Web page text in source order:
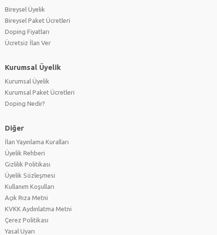
Bireysel Üyelik
Bireysel Paket Ücretleri
Doping Fiyatları
Ücretsiz İlan Ver
Kurumsal Üyelik
Kurumsal Üyelik
Kurumsal Paket Ücretleri
Doping Nedir?
Diğer
İlan Yayınlama Kuralları
Üyelik Rehberi
Gizlilik Politikası
Üyelik Sözleşmesi
Kullanım Koşulları
Açık Rıza Metni
KVKK Aydınlatma Metni
Çerez Politikası
Yasal Uyarı